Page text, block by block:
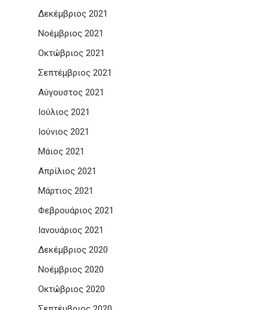
Δεκέμβριος 2021
Νοέμβριος 2021
Οκτώβριος 2021
Σεπτέμβριος 2021
Αύγουστος 2021
Ιούλιος 2021
Ιούνιος 2021
Μάιος 2021
Απρίλιος 2021
Μάρτιος 2021
Φεβρουάριος 2021
Ιανουάριος 2021
Δεκέμβριος 2020
Νοέμβριος 2020
Οκτώβριος 2020